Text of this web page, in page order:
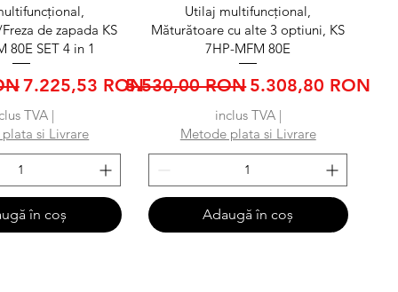
rapidă
de zapada KS
80E SET 4 in 1
Preț redus
7.225,53 RON
TVA |
si Livrare
în coș
Afișare rapidă
Utilaj multifuncțional,
Măturătoare cu alte 3 optiuni, KS
7HP-MFM 80E
Preț normal
5.530,00 RONPreț redus
5.308,80 RON
inclus TVA|
Metode plata si Livrare
Adaugă în coș